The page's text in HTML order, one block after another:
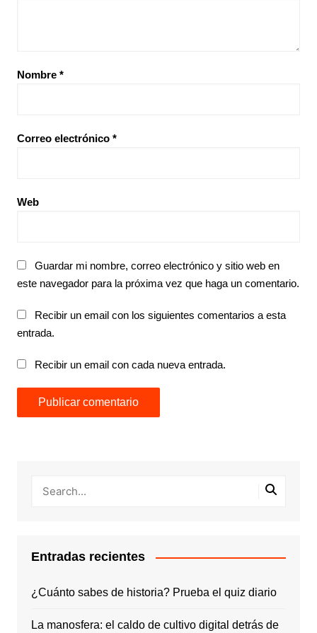
Nombre *
Correo electrónico *
Web
Guardar mi nombre, correo electrónico y sitio web en
este navegador para la próxima vez que haga un comentario.
Recibir un email con los siguientes comentarios a esta
entrada.
Recibir un email con cada nueva entrada.
Entradas recientes
¿Cuánto sabes de historia? Prueba el quiz diario
La manosfera: el caldo de cultivo digital detrás de